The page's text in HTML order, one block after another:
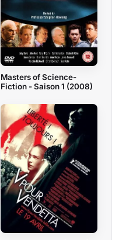
Masters of Science-
Fiction - Saison 1 (2008)